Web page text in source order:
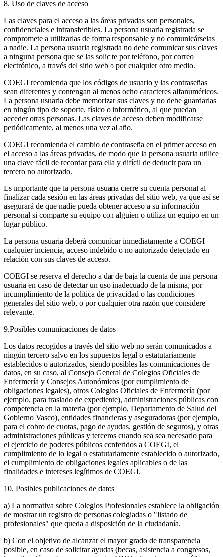
8. Uso de claves de acceso
Las claves para el acceso a las áreas privadas son personales,
confidenciales e intransferibles. La persona usuaria registrada se
compromete a utilizarlas de forma responsable y no comunicárselas
a nadie. La persona usuaria registrada no debe comunicar sus claves
a ninguna persona que se las solicite por teléfono, por correo
electrónico, a través del sitio web o por cualquier otro medio.
COEGI recomienda que los códigos de usuario y las contraseñas
sean diferentes y contengan al menos ocho caracteres alfanuméricos.
La persona usuaria debe memorizar sus claves y no debe guardarlas
en ningún tipo de soporte, físico o informático, al que puedan
acceder otras personas. Las claves de acceso deben modificarse
periódicamente, al menos una vez al año.
COEGI recomienda el cambio de contraseña en el primer acceso en
el acceso a las áreas privadas, de modo que la persona usuaria utilice
una clave fácil de recordar para ella y difícil de deducir para un
tercero no autorizado.
Es importante que la persona usuaria cierre su cuenta personal al
finalizar cada sesión en las áreas privadas del sitio web, ya que así se
asegurará de que nadie pueda obtener acceso a su información
personal si comparte su equipo con alguien o utiliza un equipo en un
lugar público.
La persona usuaria deberá comunicar inmediatamente a COEGI
cualquier inciencia, acceso indebido o no autorizado detectado en
relación con sus claves de acceso.
COEGI se reserva el derecho a dar de baja la cuenta de una persona
usuaria en caso de detectar un uso inadecuado de la misma, por
incumplimiento de la política de privacidad o las condiciones
generales del sitio web, o por cualquier otra razón que considere
relevante.
9.Posibles comunicaciones de datos
Los datos recogidos a través del sitio web no serán comunicados a
ningún tercero salvo en los supuestos legal o estatutariamente
establecidos o autorizados, siendo posibles las comunicaciones de
datos, en su caso, al Consejo General de Colegios Oficiales de
Enfermería y Consejos Autonómicos (por cumplimiento de
obligaciones legales), otros Colegios Oficiales de Enfermería (por
ejemplo, para traslado de expediente), administraciones públicas con
competencia en la materia (por ejemplo, Departamento de Salud del
Gobierno Vasco), entidades financieras y aseguradoras (por ejemplo,
para el cobro de cuotas, pago de ayudas, gestión de seguros), y otras
administraciones públicas y terceros cuando sea sea necesario para
el ejercicio de poderes públicos conferidos a COEGI, el
cumplimiento de lo legal o estatutariamente establecido o autorizado,
el cumplimiento de obligaciones legales aplicables o de las
finalidades e intereses legítimos de COEGI.
10. Posibles publicaciones de datos
a) La normativa sobre Colegios Profesionales establece la obligación
de mostrar un registro de personas colegiadas o "listado de
profesionales" que queda a disposición de la ciudadanía.
b) Con el objetivo de alcanzar el mayor grado de transparencia
posible, en caso de solicitar ayudas (becas, asistencia a congresos,